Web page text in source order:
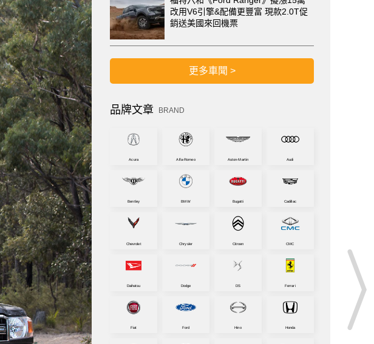
改用V6引擎&配備更豐富 現款2.0T促
銷送美國來回機票
更多車聞 >
品牌文章 BRAND
Acura Alfa-Romeo Aston-Martin Audi
Bentley BMW Bugatti Cadillac
Chevrolet Chrysler Citroen CMC
Daihatsu Dodge DS Ferrari
Fiat Ford Hino Honda